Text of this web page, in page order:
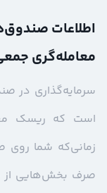
اطلاعات
معامله‌گری
سرمایه‌‌گذاری در
است که ریسک
زمانی‌که شما روی
صرف بخش‌هایی از